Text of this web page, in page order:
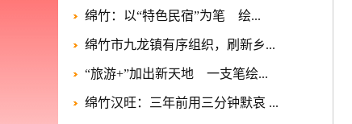
绵竹：以“特色民宿”为笔 绘...
绵竹市九龙镇有序组织，刷新乡...
“旅游+”加出新天地 一支笔绘...
绵竹汉旺：三年前用三分钟默哀 ...